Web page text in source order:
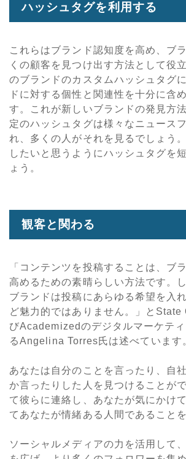
ハッシュタグを利用する
これらはブランド認知度を高め、ブ
くの顧客を見つけ出す方法として役
のブランドのカスタムハッシュタグ
ドに対する個性と関連性を十分に含
す。これが新しいブランドの発見方
定のハッシュタグは様々なニュース
れ、多くの人がそれを見るでしょう
したいと思うようにハッシュタグを
ょう。
観客と関わる
「コンテンツを投稿することは、ブ
高めるための素晴らしい方法です。
ブランドは投稿にあらゆる希望を入
ど魅力的ではありません。」とState
びAcademizedのデジタルマーケテ
るAngelina Torres氏は述べています
あなたは自分のことを言ったり、自
か言ったりした人を見つけることが
て彼らに連絡し、あなたが気にかけ
てあなたが情緒ある人間であること
ソーシャルメディアの力を活用して